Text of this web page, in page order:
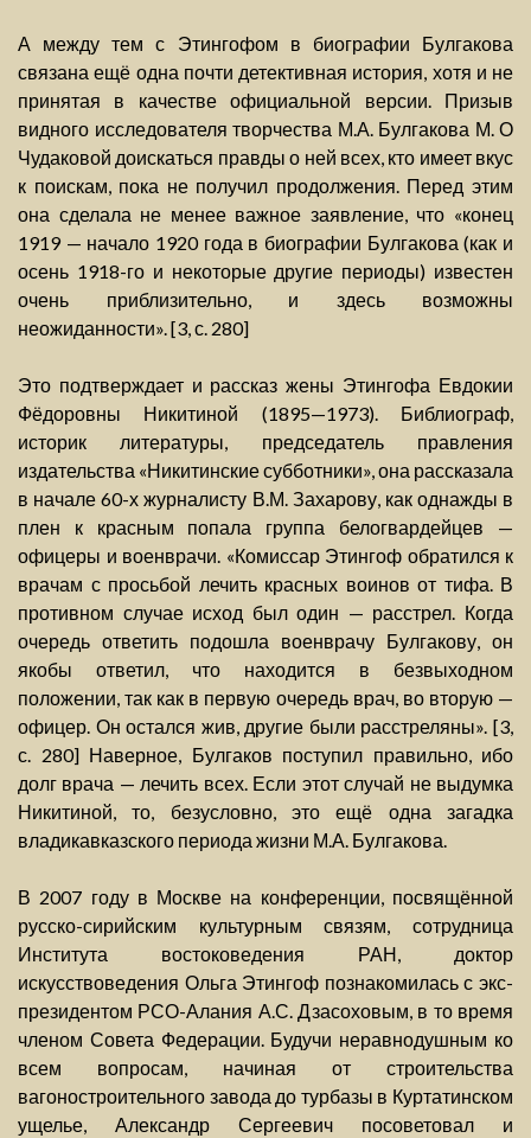
А между тем с Этингофом в биографии Булгакова
связана ещё одна почти детективная история, хотя и не
принятая в качестве официальной версии. Призыв
видного исследователя творчества М.А. Булгакова М. О
Чудаковой доискаться правды о ней всех, кто имеет вкус
к поискам, пока не получил продолжения. Перед этим
она сделала не менее важное заявление, что «конец
1919 — начало 1920 года в биографии Булгакова (как и
осень 1918-го и некоторые другие периоды) известен
очень приблизительно, и здесь возможны
неожиданности». [3, с. 280]
Это подтверждает и рассказ жены Этингофа Евдокии
Фёдоровны Никитиной (1895—1973). Библиограф,
историк литературы, председатель правления
издательства «Никитинские субботники», она рассказала
в начале 60-х журналисту В.М. Захарову, как однажды в
плен к красным попала группа белогвардейцев —
офицеры и военврачи. «Комиссар Этингоф обратился к
врачам с просьбой лечить красных воинов от тифа. В
противном случае исход был один — расстрел. Когда
очередь ответить подошла военврачу Булгакову, он
якобы ответил, что находится в безвыходном
положении, так как в первую очередь врач, во вторую —
офицер. Он остался жив, другие были расстреляны». [3,
с. 280] Наверное, Булгаков поступил правильно, ибо
долг врача — лечить всех. Если этот случай не выдумка
Никитиной, то, безусловно, это ещё одна загадка
владикавказского периода жизни М.А. Булгакова.
В 2007 году в Москве на конференции, посвящённой
русско-сирийским культурным связям, сотрудница
Института востоковедения РАН, доктор
искусствоведения Ольга Этингоф познакомилась с экс-
президентом РСО-Алания А.С. Дзасоховым, в то время
членом Совета Федерации. Будучи неравнодушным ко
всем вопросам, начиная от строительства
вагоностроительного завода до турбазы в Куртатинском
ущелье, Александр Сергеевич посоветовал и